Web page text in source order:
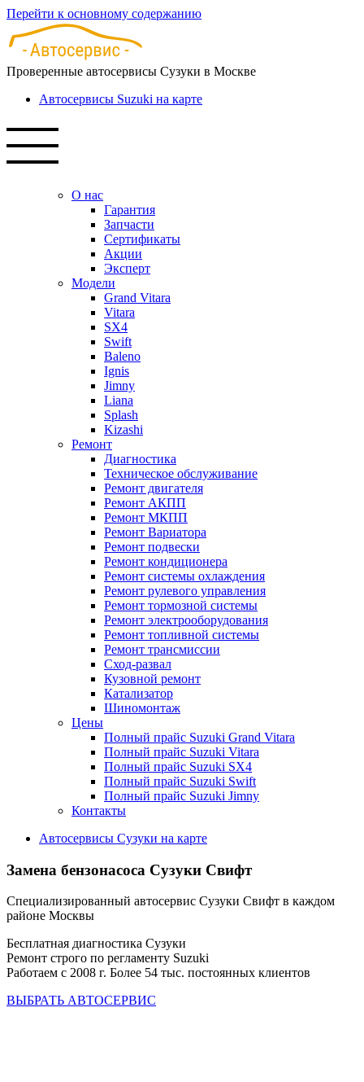
Перейти к основному содержанию
Проверенные автосервисы Сузуки в Москве
Автосервисы Suzuki на карте
О нас
Гарантия
Запчасти
Сертификаты
Акции
Эксперт
Модели
Grand Vitara
Vitara
SX4
Swift
Baleno
Ignis
Jimny
Liana
Splash
Kizashi
Ремонт
Диагностика
Техническое обслуживание
Ремонт двигателя
Ремонт АКПП
Ремонт МКПП
Ремонт Вариатора
Ремонт подвески
Ремонт кондиционера
Ремонт системы охлаждения
Ремонт рулевого управления
Ремонт тормозной системы
Ремонт электрооборудования
Ремонт топливной системы
Ремонт трансмиссии
Сход-развал
Кузовной ремонт
Катализатор
Шиномонтаж
Цены
Полный прайс Suzuki Grand Vitara
Полный прайс Suzuki Vitara
Полный прайс Suzuki SX4
Полный прайс Suzuki Swift
Полный прайс Suzuki Jimny
Контакты
Автосервисы Сузуки на карте
Замена бензонасоса Сузуки Свифт
Специализированный автосервис Сузуки Свифт в каждом
районе Москвы
Бесплатная диагностика Сузуки
Ремонт строго по регламенту Suzuki
Работаем с 2008 г. Более 54 тыс. постоянных клиентов
ВЫБРАТЬ АВТОСЕРВИС